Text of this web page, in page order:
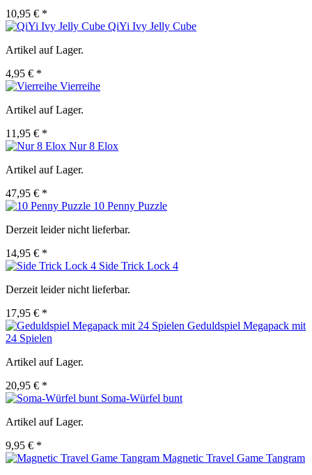
10,95 € *
QiYi Ivy Jelly Cube
Artikel auf Lager.
4,95 € *
Vierreihe
Artikel auf Lager.
11,95 € *
Nur 8 Elox
Artikel auf Lager.
47,95 € *
10 Penny Puzzle
Derzeit leider nicht lieferbar.
14,95 € *
Side Trick Lock 4
Derzeit leider nicht lieferbar.
17,95 € *
Geduldspiel Megapack mit
24 Spielen
Artikel auf Lager.
20,95 € *
Soma-Würfel bunt
Artikel auf Lager.
9,95 € *
Magnetic Travel Game Tangram